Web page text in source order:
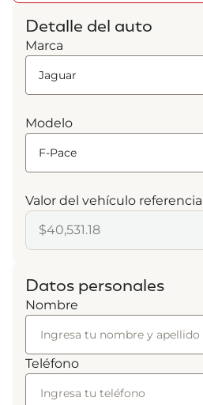
Detalle del auto
Marca
Modelo
Valor del vehículo
Datos personales
Nombre
Teléfono